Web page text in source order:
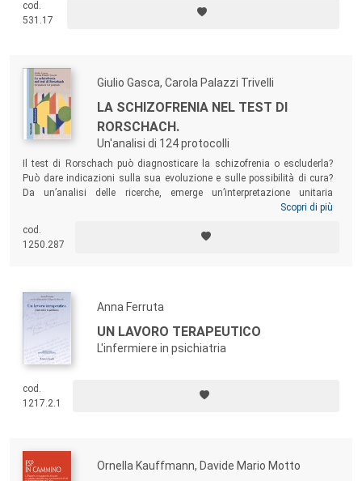
cod.
531.17
Giulio Gasca, Carola Palazzi Trivelli
LA SCHIZOFRENIA NEL TEST DI
RORSCHACH.
Un'analisi di 124 protocolli
Il test di Rorschach può diagnosticare la schizofrenia o escluderla?
Può dare indicazioni sulla sua evoluzione e sulle possibilità di cura?
Da un’analisi delle ricerche, emerge un’interpretazione unitaria
dell’essenza sottostante alle molteplici forme deldisturbo
sia rilevante e pertinente
Il Rorschach ci permette di entrare dentro il
funzionamento di una mente schizofrenica cogliendone tutte le
Scopri di più
cod.
1250.287
Anna Ferruta
UN LAVORO TERAPEUTICO
L'infermiere in psichiatria
cod.
1217.2.1
Ornella Kauffmann, Davide Mario Motto